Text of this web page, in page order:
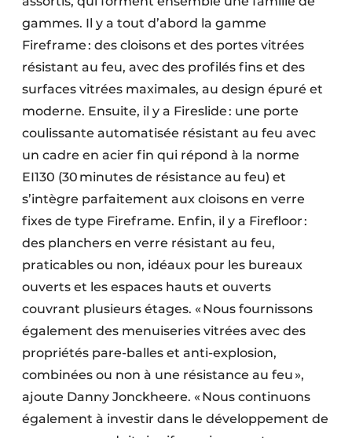
gammes. Il y a tout d’abord la gamme
Fireframe : des cloisons et des portes vitrées
résistant au feu, avec des profilés fins et des
surfaces vitrées maximales, au design épuré et
moderne. Ensuite, il y a Fireslide : une porte
coulissante automatisée résistant au feu avec
un cadre en acier fin qui répond à la norme
EI130 (30 minutes de résistance au feu) et
s’intègre parfaitement aux cloisons en verre
fixes de type Fireframe. Enfin, il y a Firefloor :
des planchers en verre résistant au feu,
praticables ou non, idéaux pour les bureaux
ouverts et les espaces hauts et ouverts
couvrant plusieurs étages. « Nous fournissons
également des menuiseries vitrées avec des
propriétés pare-balles et anti-explosion,
combinées ou non à une résistance au feu »,
ajoute Danny Jonckheere. « Nous continuons
également à investir dans le développement de